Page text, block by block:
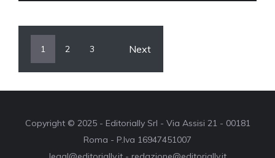
1 2 3 Next
Copyright © 2025 - Editorially Srl - Via Assisi 21 - 00181
Roma - P.Iva 16947451007